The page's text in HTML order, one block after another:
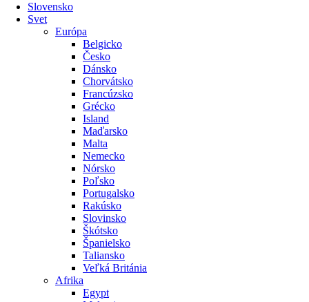
Slovensko
Svet
Európa
Belgicko
Česko
Dánsko
Chorvátsko
Francúzsko
Grécko
Island
Maďarsko
Malta
Nemecko
Nórsko
Poľsko
Portugalsko
Rakúsko
Slovinsko
Škótsko
Španielsko
Taliansko
Veľká Británia
Afrika
Egypt